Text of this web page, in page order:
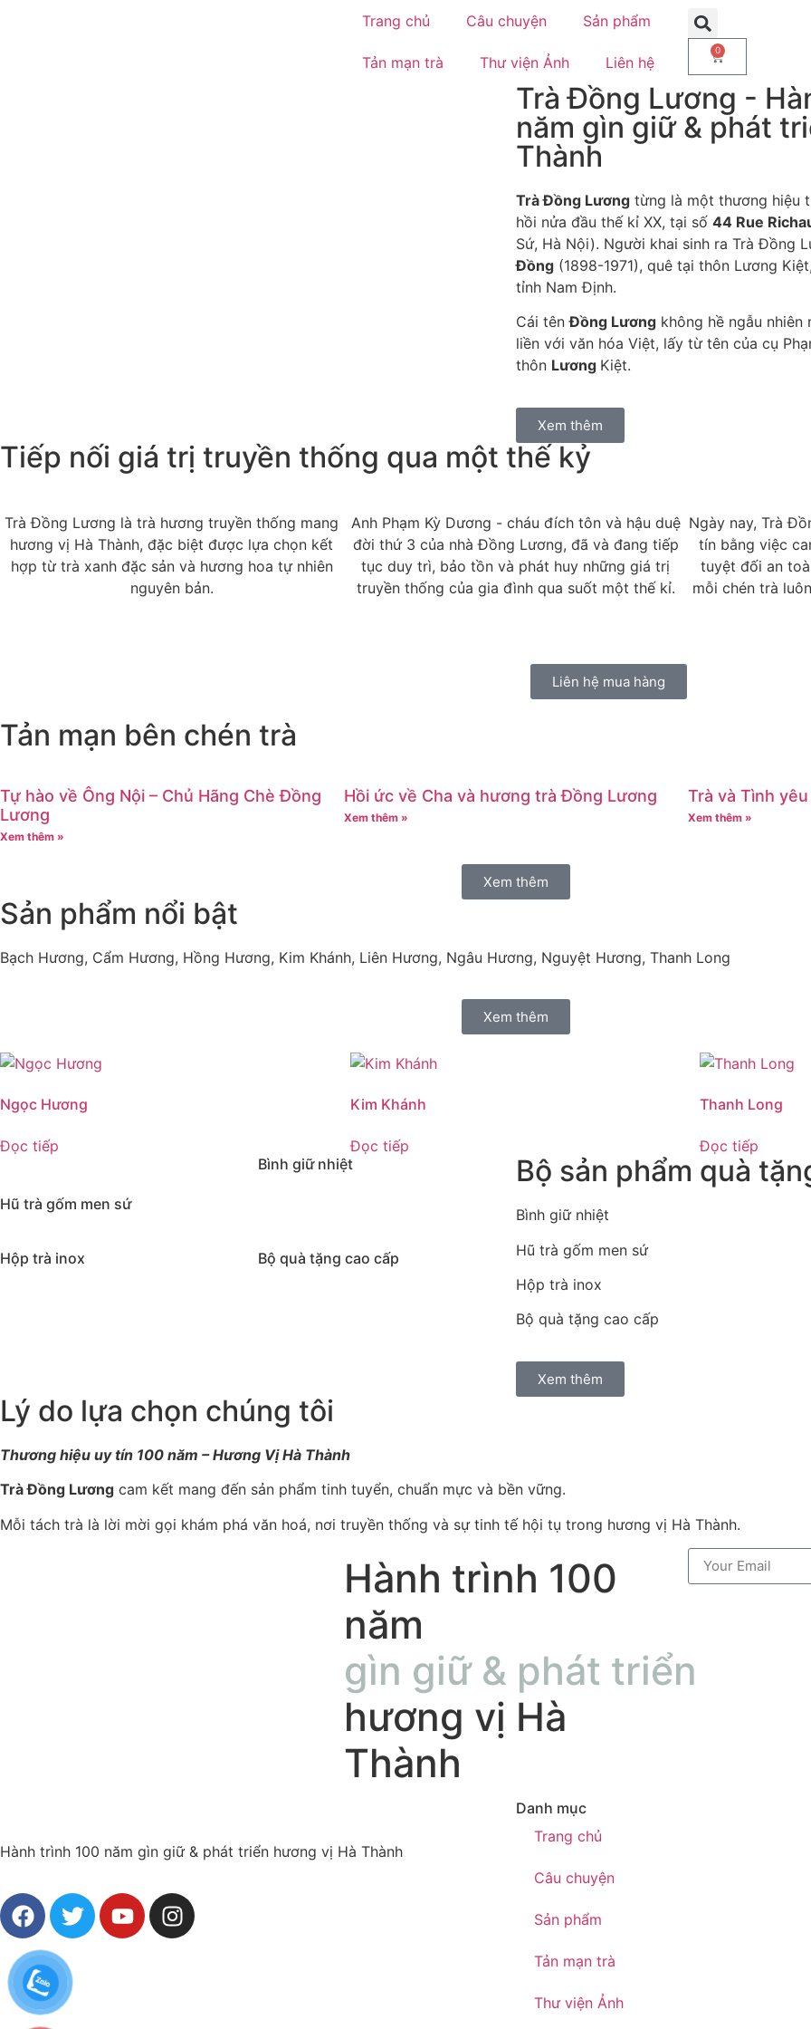
Trang chủ Câu chuyện Sản phẩm
Tản mạn trà Thư viện Ảnh Liên hệ
0
Trà Đồng Lương -
năm gìn giữ & phát
Thành
Trà Đồng Lương từng là một thương hiệu
hồi nửa đầu thế kỉ XX, tại số 44 Rue
Sứ, Hà Nội). Người khai sinh ra Trà Đồng
Đồng (1898-1971), quê tại thôn Lương
tỉnh Nam Định.
Cái tênĐồng Lương không hề ngẫu nhiên
liền với văn hóa Việt, lấy từ tên của cụ
thôn Lương Kiệt.
Xem thêm
Tiếp nối giá trị truyền thống qua một thế kỷ
Trà Đồng Lương là trà hương truyền thống mang
hương vị Hà Thành, đặc biệt được lựa chọn kết
hợp từ trà xanh đặc sản và hương hoa tự nhiên
nguyên bản.
Anh Phạm Kỳ Dương - cháu đích tôn và hậu duệ
đời thứ 3 của nhà Đồng Lương, đã và đang tiếp
tục duy trì, bảo tồn và phát huy những giá trị
truyền thống của gia đình qua suốt một thế kỉ.
Ngày nay, Trà
tín bằng việc
tuyệt đối an
mỗi chén trà
Liên hệ mua hàng
Tản mạn bên chén trà
Tự hào về Ông Nội – Chủ Hãng Chè Đồng
Lương
Xem thêm »
Hồi ức về Cha và hương trà Đồng Lương
Xem thêm »
Trà và Tình yêu
Xem thêm »
Xem thêm
Sản phẩm nổi bật
Bạch Hương, Cẩm Hương, Hồng Hương, Kim Khánh, Liên Hương, Ngâu Hương, Nguyệt Hương, Thanh Long
Xem thêm
Ngọc Hương
Đọc tiếp
Kim Khánh
Đọc tiếp
Thanh Long
Đọc tiếp
Hũ trà gốm men sứ
Bình giữ nhiệt
Hộp trà inox Bộ quà tặng cao cấp
Bộ sản phẩm quà
Bình giữ nhiệt
Hũ trà gốm men sứ
Hộp trà inox
Bộ quà tặng cao cấp
Xem thêm
Lý do lựa chọn chúng tôi
Thương hiệu uy tín 100 năm – Hương Vị Hà Thành
Trà Đồng Lương cam kết mang đến sản phẩm tinh tuyển, chuẩn mực và bền vững.
Mỗi tách trà là lời mời gọi khám phá văn hoá, nơi truyền thống và sự tinh tế hội tụ trong hương vị Hà Thành.
Hành trình 100
năm
gìn giữ & phát triển
hương vị Hà
Thành
Hành trình 100 năm gìn giữ & phát triển hương vị Hà Thành
Danh mục
Trang chủ
Câu chuyện
Sản phẩm
Tản mạn trà
Thư viện Ảnh